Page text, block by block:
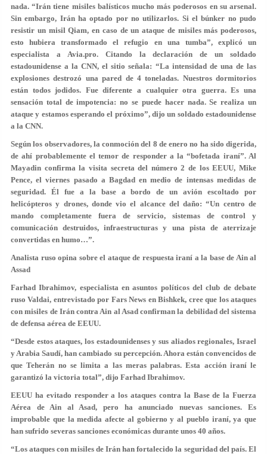
nada. “Irán tiene misiles balísticos mucho más poderosos en su arsenal.
Sin embargo, Irán ha optado por no utilizarlos. Si el búnker no pudo
resistir un misil Qiam, en caso de un ataque de misiles más poderosos,
esto hubiera transformado el refugio en una tumba”, explicó un
especialista a Avia.pro. Citando la declaración de un soldado
estadounidense a la CNN, el sitio señala: “La intensidad de una de las
explosiones destrozó una pared de 4 toneladas. Nuestros dormitorios
están todos jodidos. Fue diferente a cualquier otra guerra. Es una
sensación total de impotencia: no se puede hacer nada. Se realiza un
ataque y estamos esperando el próximo”, dijo un soldado estadounidense
a la CNN.
Según los observadores, la conmoción del 8 de enero no ha sido digerida,
de ahí probablemente el temor de responder a la “bofetada iraní”. Al
Mayadin confirma la visita secreta del número 2 de los EEUU, Mike
Pence, el viernes pasado a Bagdad en medio de intensas medidas de
seguridad. Él fue a la base a bordo de un avión escoltado por
helicópteros y drones, donde vio el alcance del daño: “Un centro de
mando completamente fuera de servicio, sistemas de control y
comunicación destruidos, infraestructuras y una pista de aterrizaje
convertidas en humo…”.
Analista ruso opina sobre el ataque de respuesta iraní a la base de Ain al
Assad
Farhad Ibrahimov, especialista en asuntos políticos del club de debate
ruso Valdai, entrevistado por Fars News en Bishkek, cree que los ataques
con misiles de Irán contra Ain al Asad confirman la debilidad del sistema
de defensa aérea de EEUU.
“Desde estos ataques, los estadounidenses y sus aliados regionales, Israel
y Arabia Saudí, han cambiado su percepción. Ahora están convencidos de
que Teherán no se limita a las meras palabras. Esta acción iraní le
garantizó la victoria total”, dijo Farhad Ibrahimov.
EEUU ha evitado responder a los ataques contra la Base de la Fuerza
Aérea de Ain al Asad, pero ha anunciado nuevas sanciones. Es
improbable que la medida afecte al gobierno y al pueblo iraní, ya que
han sufrido severas sanciones económicas durante unos 40 años.
“Los ataques con misiles de Irán han fortalecido la seguridad del país. El